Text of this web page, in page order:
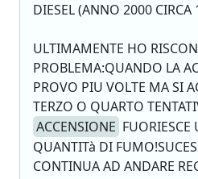
DIESEL (ANNO 2000
ULTIMAMENTE HO
PROBLEMA:QUANDO LA
PROVO PIU VOLTE MA SI
TERZO O QUARTO
ACCENSIONE
QUANTITà DI
CONTINUA AD ANDARE